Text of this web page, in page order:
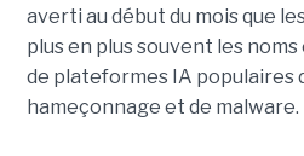
averti au début du mois que
plus en plus souvent les noms
de plateformes IA populaires
hameçonnage et de malware.